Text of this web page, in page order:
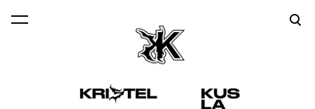
lisati ostukorvi. Vaata ostukorvi